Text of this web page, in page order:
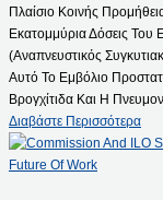
Πλαίσιο Κοινής
Εκατομμύρια Δόσεις
(αναπνευστικός
Αυτό Το Εμβόλιο
Βρογχίτιδα Και Η
Διαβάστε Περισσότερα